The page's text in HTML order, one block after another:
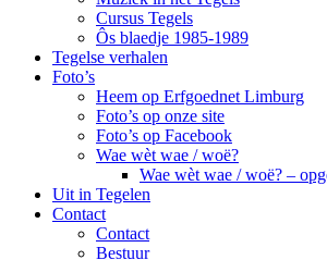
Cursus Tegels
Ôs blaedje 1985-1989
Tegelse verhalen
Foto’s
Heem op Erfgoednet Limburg
Foto’s op onze site
Foto’s op Facebook
Wae wèt wae / woë?
Wae wèt wae / woë? –
Uit in Tegelen
Contact
Contact
Bestuur